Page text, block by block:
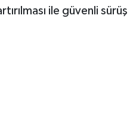
ile güvenli sürüş